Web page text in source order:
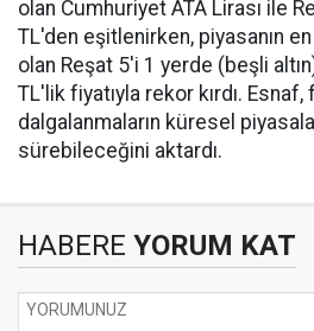
olan Cumhuriyet ATA Lirası ile
TL'den eşitlenirken, piyasanın
olan Reşat 5'i 1 yerde (beşli
TL'lik fiyatıyla rekor kırdı.
dalgalanmaların küresel
sürebileceğini aktardı.
HABERE YORUM KAT